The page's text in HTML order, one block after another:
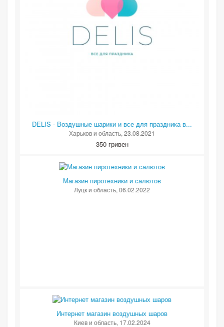
DELIS - Воздушные шарики и все для праздника в...
Харьков и область, 23.08.2021
350 гривен
Магазин пиротехники и салютов
Луцк и область, 06.02.2022
Интернет магазин воздушных шаров
Киев и область, 17.02.2024